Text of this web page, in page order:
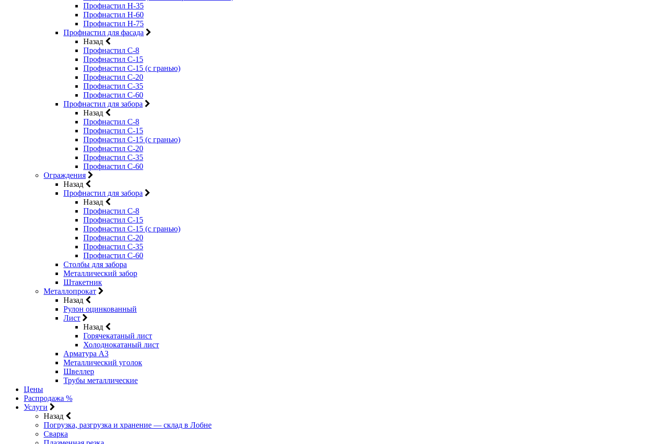
Профнастил Н-35
Профнастил Н-60
Профнастил Н-75
Профнастил для фасада
Назад
Профнастил С-8
Профнастил С-15
Профнастил С-15 (с гранью)
Профнастил С-20
Профнастил С-35
Профнастил С-60
Профнастил для забора
Назад
Профнастил С-8
Профнастил С-15
Профнастил С-15 (с гранью)
Профнастил С-20
Профнастил С-35
Профнастил С-60
Ограждения
Назад
Профнастил для забора
Назад
Профнастил С-8
Профнастил С-15
Профнастил С-15 (с гранью)
Профнастил С-20
Профнастил С-35
Профнастил С-60
Столбы для забора
Металлический забор
Штакетник
Металлопрокат
Назад
Рулон оцинкованный
Лист
Назад
Горячекатаный лист
Холоднокатаный лист
Арматура А3
Металлический уголок
Швеллер
Трубы металлические
Цены
Распродажа %
Услуги
Назад
Погрузка, разгрузка и хранение — склад в Лобне
Сварка